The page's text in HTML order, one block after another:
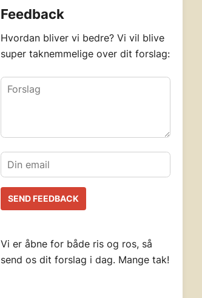
Feedback
Hvordan bliver vi bedre? Vi vil blive
super taknemmelige over dit forslag:
Vi er åbne for både ris og ros, så
send os dit forslag i dag. Mange tak!